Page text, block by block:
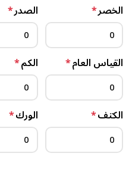
الخصر* الصدر*
القياس العام* الكم*
الكتف* الورك*